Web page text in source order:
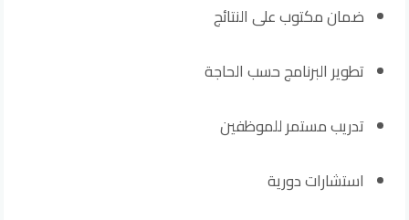
ضمان مكتوب على النتائج
تطوير البرنامج حسب الحاجة
تدريب مستمر للموظفين
استشارات دورية